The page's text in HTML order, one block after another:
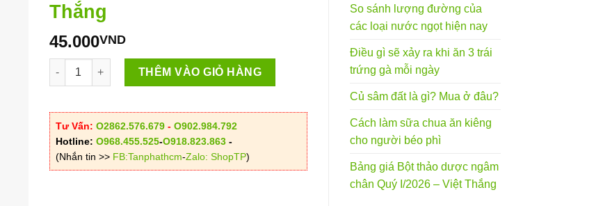
So sánh lượng đường của
các loại nước ngọt hiện nay
Điều gì sẽ xảy ra khi ăn 3 trái
trứng gà mỗi ngày
Củ sâm đất là gì? Mua ở đâu?
Cách làm sữa chua ăn kiêng
cho người béo phì
Bảng giá Bột thảo dược ngâm
chân Quý I/2026 – Việt Thắng
Thắng
45.000VND
Khổ Qua Lát Khô Việt Thắng số lượng
THÊM VÀO GIỎ HÀNG
Tư Vấn: O2862.576.679- O902.984.792
Hotline: O968.455.525-O918.823.863-
(Nhắn tin >> FB:Tanphathcm-Zalo: ShopTP)